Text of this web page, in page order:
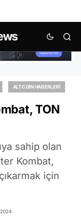
ALTCOIN HABERLERI
TON
sahip olan
Kombat,
için